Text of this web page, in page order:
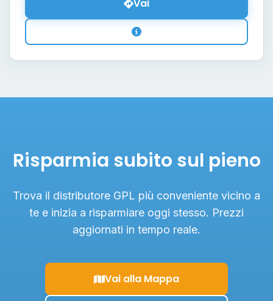
Vai
Risparmia subito sul pieno
Trova il distributore GPL più conveniente vicino a
te e inizia a risparmiare oggi stesso. Prezzi
aggiornati in tempo reale.
Vai alla Mappa